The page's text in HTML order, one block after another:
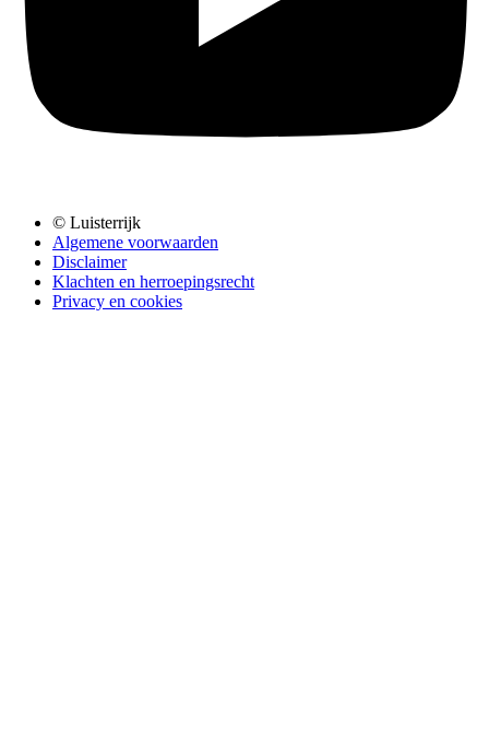
© Luisterrijk
Algemene voorwaarden
Disclaimer
Klachten en herroepingsrecht
Privacy en cookies